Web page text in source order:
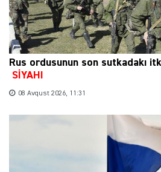
Rus ordusunun son sutkadakı
SİYAHI
08 Avqust 2026, 11:31